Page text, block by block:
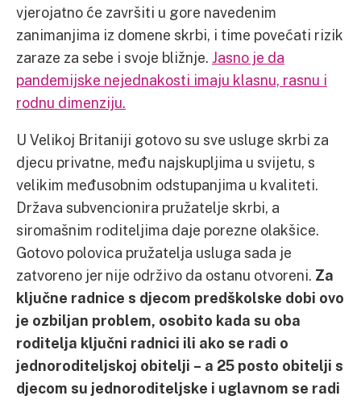
vjerojatno će završiti u gore navedenim
zanimanjima iz domene skrbi, i time povećati rizik
zaraze za sebe i svoje bližnje. Jasno je da
pandemijske nejednakosti imaju klasnu, rasnu i
rodnu dimenziju.
U Velikoj Britaniji gotovo su sve usluge skrbi za
djecu privatne, među najskupljima u svijetu, s
velikim međusobnim odstupanjima u kvaliteti.
Država subvencionira pružatelje skrbi, a
siromašnim roditeljima daje porezne olakšice.
Gotovo polovica pružatelja usluga sada je
zatvoreno jer nije održivo da ostanu otvoreni. Za
ključne radnice s djecom predškolske dobi ovo
je ozbiljan problem, osobito kada su oba
roditelja ključni radnici ili ako se radi o
jednoroditeljskoj obitelji – a 25 posto obitelji s
djecom su jednoroditeljske i uglavnom se radi